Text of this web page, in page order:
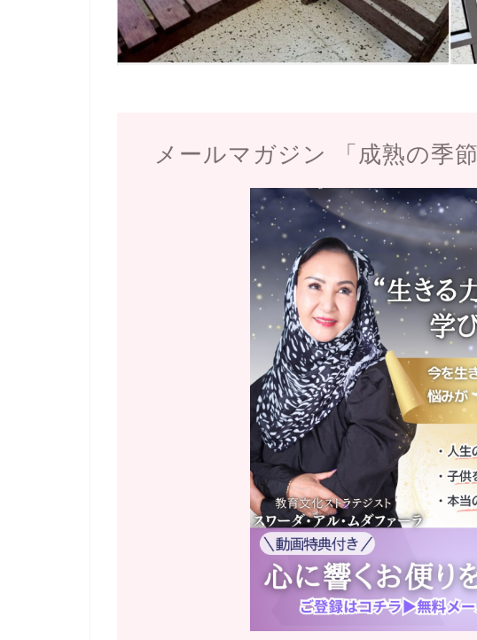
メールマガジン 「成熟の季